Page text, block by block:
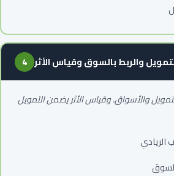
4 والربط بالسوق وقياس الأثر
والأسواق. وقياس الأثر يضمن التمويل
الريادي